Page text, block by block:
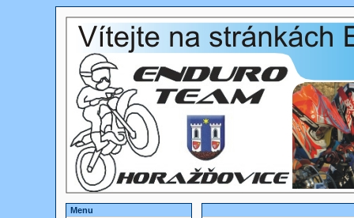
Menu